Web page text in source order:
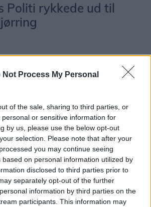
Not Process My Personal
of the sale, sharing to third parties, or
or sensitive information for
by us, please use the below opt-out
selection. Please note that after your
you may continue seeing
based on personal information utilized by
disclosed to third parties prior to
separately opt-out of the further
information by third parties on the
participants. This information may
Kasper Thomsen, tager
i historien og fortæller om en
kvinder og skolebørn
side.
møde Caroline og Jeanette
og Vrang’ samt fåreavler
erfarne
for selv at være aktiv.
viser, hvordan
nyt liv i kreative projekter, mens
Politi rykkede ud til
kunne onsdag møde både
og Hjørring Kommune ved
hvor der var mulighed
om alt fra indbrudsforebyggelse
kriseberedskab.
der samtidig mulighed for at
en politibil.